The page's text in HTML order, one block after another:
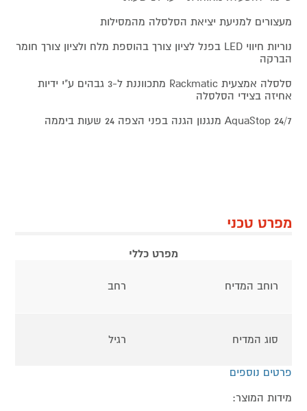
מעצורים למניעת יציאת הסלסלה מהמסילות
נוריות חיווי LED בפנל לציון צורך בהוספת מלח ולציון צורך חומר
הברקה
סלסלה אמצעית Rackmatic מתכווננת ל-3 גבהים ע"י ידיות
אחיזה בצידי הסלסלה
24/7 AquaStop מנגנון הגנה בפני הצפה 24 שעות ביממה
מפרט טכני
מפרט כללי
רוחב המדיח רחב
סוג המדיח רגיל
פרטים נוספים
מידות המוצר: